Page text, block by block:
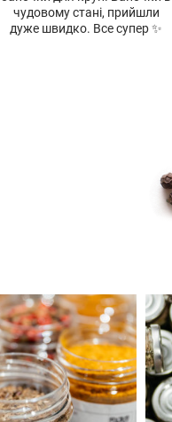
чудовому стані, прийшли
дуже швидко. Все супер ✨